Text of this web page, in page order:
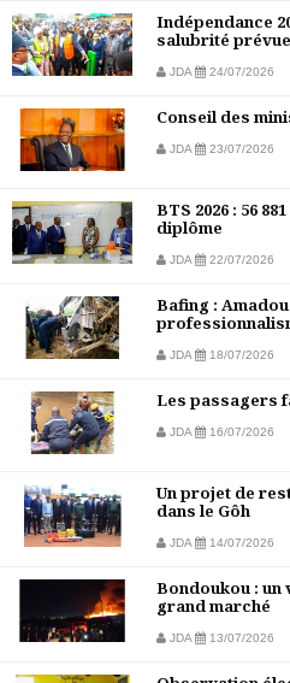
Indépendance
salubrité
JDA 24/07/2026
Conseil des
JDA 23/07/2026
BTS 2026 : 56
diplôme
JDA 22/07/2026
Bafing :
JDA 18/07/2026
Les passagers
JDA 16/07/2026
Un projet de
dans le Gôh
JDA 14/07/2026
Bondoukou : un
grand marché
JDA 13/07/2026